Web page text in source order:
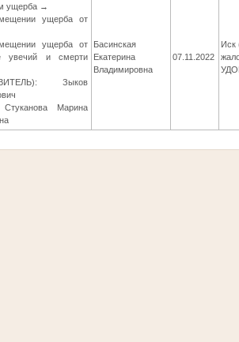
ущерба →
ущерба от
ущерба от
увечий и смерти
Зыков
Марина
Басинская
Екатерина
Владимировна
07.11.2022
Иск